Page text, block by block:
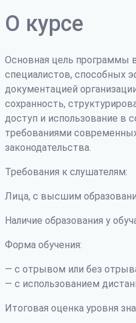
О курсе
Основная цель программы
специалистов, способных
документацией
сохранность,
доступ и использование в
требованиями
законодательства.
Требования к слушателям:
Лица, с высшим
Наличие образования у
Форма обучения:
— с отрывом или без
— с использованием
Итоговая оценка уровня